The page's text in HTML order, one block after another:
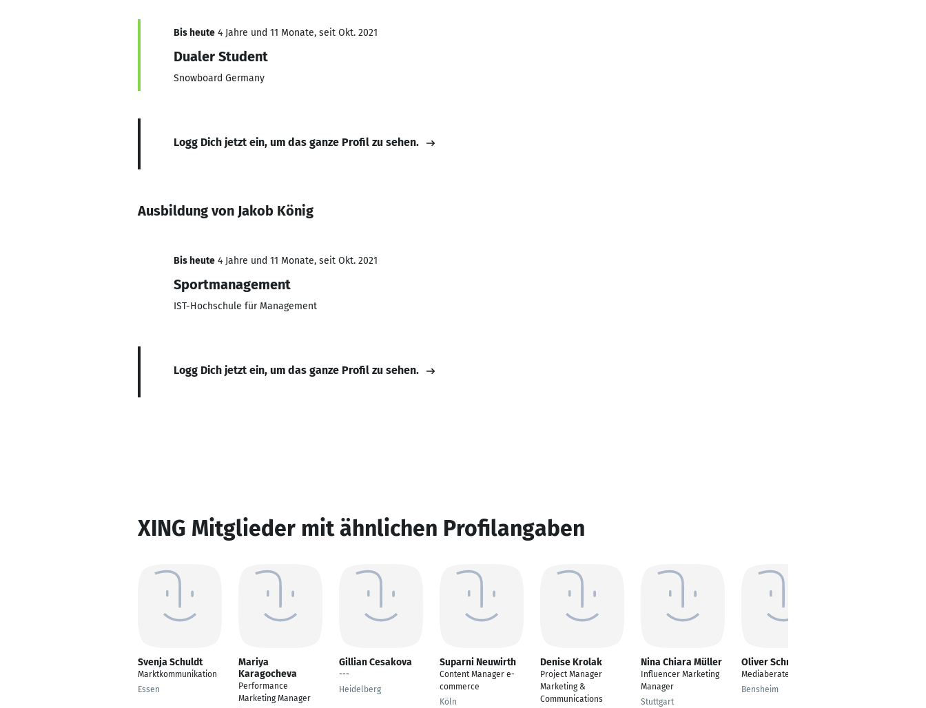
Bis heute 4 Jahre und 11 Monate, seit Okt. 2021
Dualer Student
Snowboard Germany
Logg Dich jetzt ein, um das ganze Profil zu sehen.
Ausbildung von Jakob König
Bis heute 4 Jahre und 11 Monate, seit Okt. 2021
Sportmanagement
IST-Hochschule für Management
Logg Dich jetzt ein, um das ganze Profil zu sehen.
XING Mitglieder mit ähnlichen Profilangaben
Svenja Schuldt
Marktkommunikation
Essen
Mariya
Karagocheva
Performance
Marketing Manager
Gillian Cesakova
---
Heidelberg
Suparni Neuwirth
Content Manager e-
commerce
Köln
Denise Krolak
Project Manager
Marketing &
Communications
Nina Chiara Müller
Influencer Marketing
Manager
Stuttgart
Oliver Schmied
Mediaberater
Bensheim